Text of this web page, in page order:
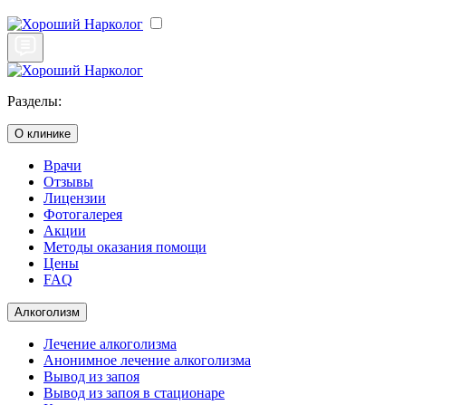
Разделы:
О клинике
Врачи
Отзывы
Лицензии
Фотогалерея
Акции
Методы оказания помощи
Цены
FAQ
Алкоголизм
Лечение алкоголизма
Анонимное лечение алкоголизма
Вывод из запоя
Вывод из запоя в стационаре